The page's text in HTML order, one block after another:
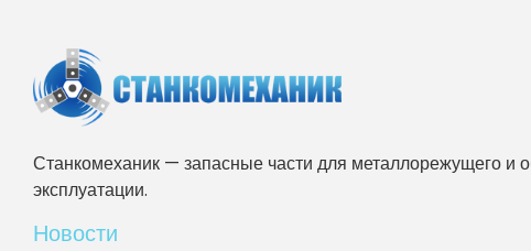
Станкомеханик — запасные части для металлорежущего и
эксплуатации.
Новости